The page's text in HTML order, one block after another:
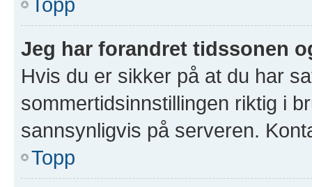
Jeg har forandret tidssonen
Hvis du er sikker på at du har
sommertidsinnstillingen riktig i
sannsynligvis på serveren.
Topp